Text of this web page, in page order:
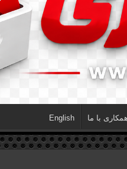
همکاری با ما English